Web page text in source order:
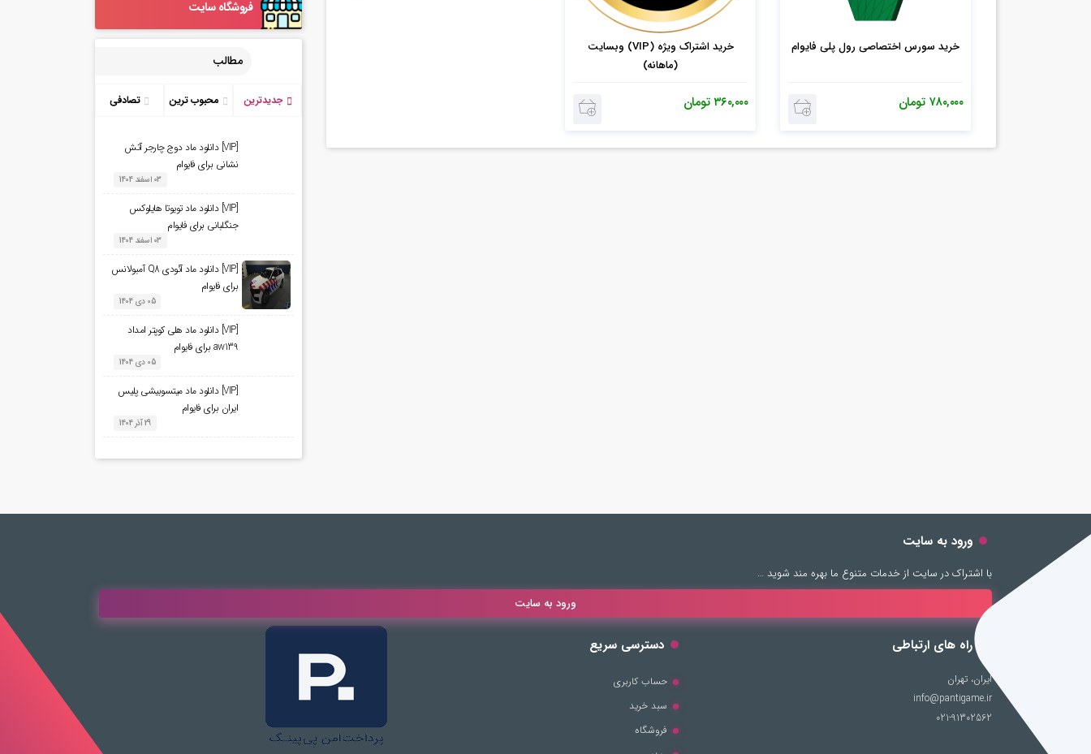
خرید سورس اختصاصی رول پلی فایوام
۷۸۰,۰۰۰ تومان
خرید اشتراک ویژه (VIP) وبسایت
(ماهانه)
۳۶۰,۰۰۰ تومان
فروشگاه سایت
مطالب
جدیدترین محبوب ترین تصادفی
[VIP] دانلود ماد دوج چارجر آتش
نشانی برای فایوام
03 اسفند 1404
[VIP] دانلود ماد تویوتا هایلوکس
جنگلبانی برای فایوام
03 اسفند 1404
[VIP] دانلود ماد آئودی Q8 آمبولانس
برای فایوام
05 دی 1404
[VIP] دانلود ماد هلی کوپتر امداد
aw139 برای فایوام
05 دی 1404
[VIP] دانلود ماد میتسوبیشی پلیس
ایران برای فایوام
29 آذر 1404
ورود به سایت
با اشتراک در سایت از خدمات متنوع ما بهره مند شوید …
ورود به سایت
راه های ارتباطی
ایران، تهران
info@pantigame.ir
021-91302562
دسترسی سریع
حساب کاربری
سبد خرید
فروشگاه